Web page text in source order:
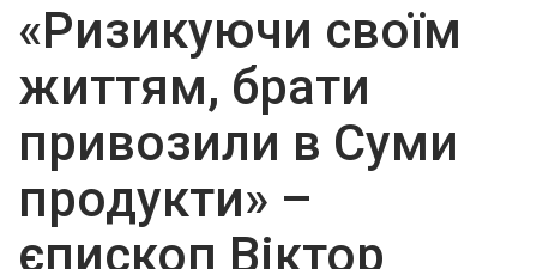
«Ризикуючи своїм
життям, брати
привозили в Суми
продукти» –
єпископ Віктор